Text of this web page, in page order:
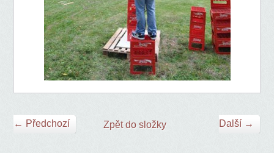
← Předchozí Další →
Zpět do složky